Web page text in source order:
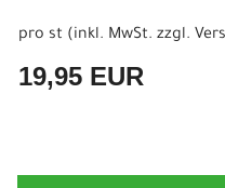
pro st (inkl. MwSt. zzgl.
19,95 EUR